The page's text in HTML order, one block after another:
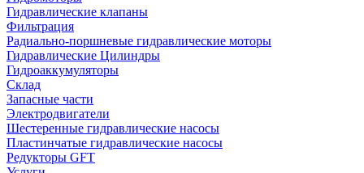
Гидравлические клапаны
Фильтрация
Радиально-поршневые гидравлические моторы
Гидравлические Цилиндры
Гидроаккумуляторы
Склад
Запасные части
Электродвигатели
Шестеренные гидравлические насосы
Пластинчатые гидравлические насосы
Редукторы GFT